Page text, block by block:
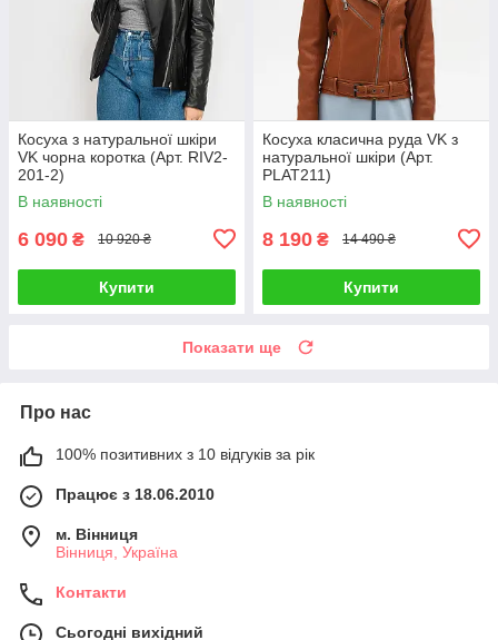
Косуха з натуральної шкіри
VK чорна коротка (Арт. RIV2-
201-2)
В наявності
6 090 ₴ 10 920 ₴
Купити
Косуха класична руда VK з
натуральної шкіри (Арт.
PLAT211)
В наявності
8 190 ₴ 14 490 ₴
Купити
Показати ще
Про нас
100% позитивних з 10 відгуків за рік
Працює з 18.06.2010
м. Вінниця
Вінниця, Україна
Контакти
Сьогодні вихідний